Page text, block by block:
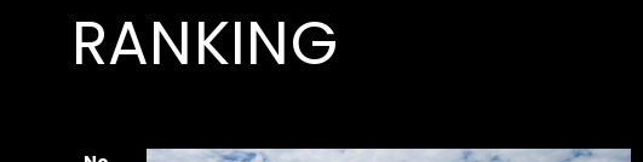
RANKING